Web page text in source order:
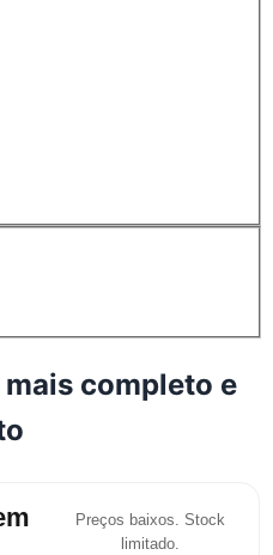
completo e
Preços baixos. Stock
limitado.